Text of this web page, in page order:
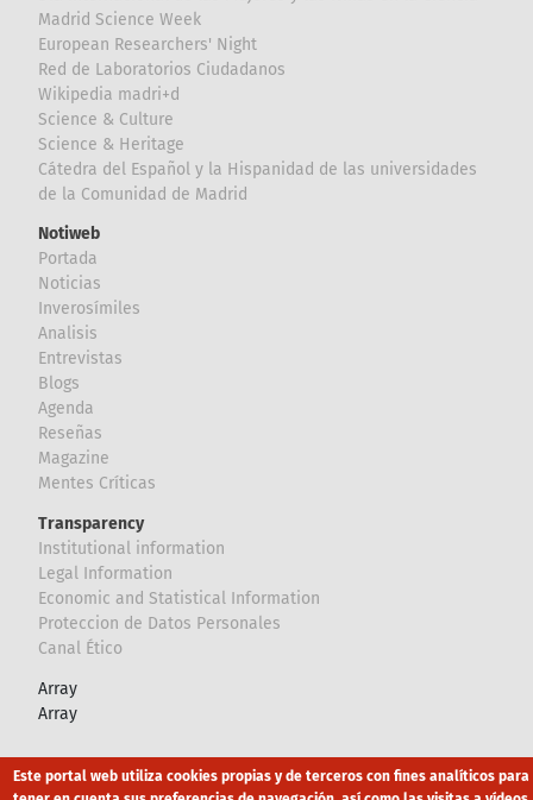
Madrid Science Week
European Researchers' Night
Red de Laboratorios Ciudadanos
Wikipedia madri+d
Science & Culture
Science & Heritage
Cátedra del Español y la Hispanidad de las universidades
de la Comunidad de Madrid
Notiweb
Portada
Noticias
Inverosímiles
Analisis
Entrevistas
Blogs
Agenda
Reseñas
Magazine
Mentes Críticas
Transparency
Institutional information
Legal Information
Economic and Statistical Information
Proteccion de Datos Personales
Canal Ético
Array
Array
Footer Canal Ético eduroam Mapa Web
Este portal web utiliza cookies propias y de terceros con fines analíticos para